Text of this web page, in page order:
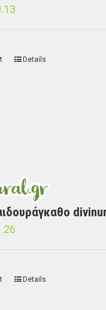
Details
Details